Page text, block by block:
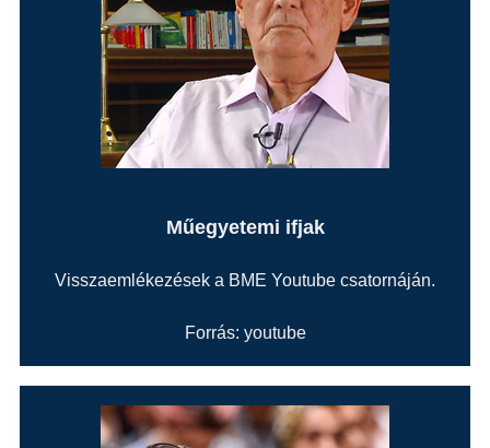
Műegyetemi ifjak
Visszaemlékezések a BME Youtube csatornáján.
Forrás: youtube